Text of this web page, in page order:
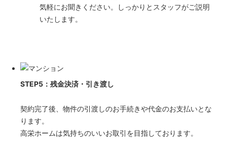
気軽にお聞きください。しっかりとスタッフがご説明
いたします。
STEP5：残金決済・引き渡し
契約完了後、物件の引渡しのお手続きや代金のお支払いとな
ります。
高栄ホームは気持ちのいいお取引を目指しております。